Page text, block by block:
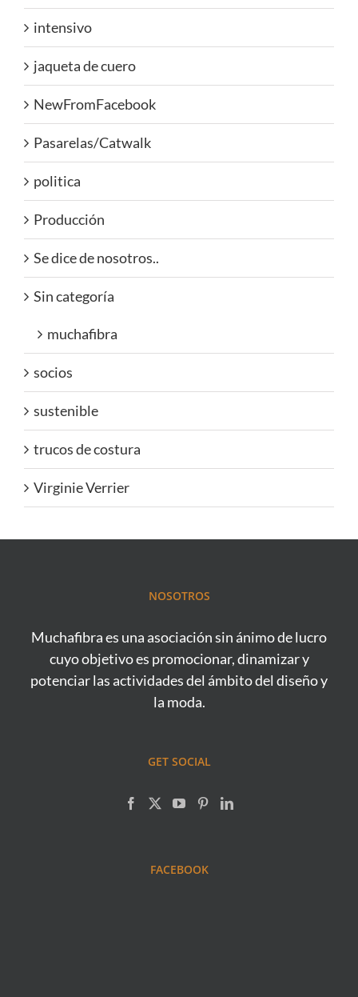
intensivo
jaqueta de cuero
NewFromFacebook
Pasarelas/Catwalk
politica
Producción
Se dice de nosotros..
Sin categoría
muchafibra
socios
sustenible
trucos de costura
Virginie Verrier
NOSOTROS
Muchafibra es una asociación sin ánimo de lucro
cuyo objetivo es promocionar, dinamizar y
potenciar las actividades del ámbito del diseño y
la moda.
GET SOCIAL
FACEBOOK